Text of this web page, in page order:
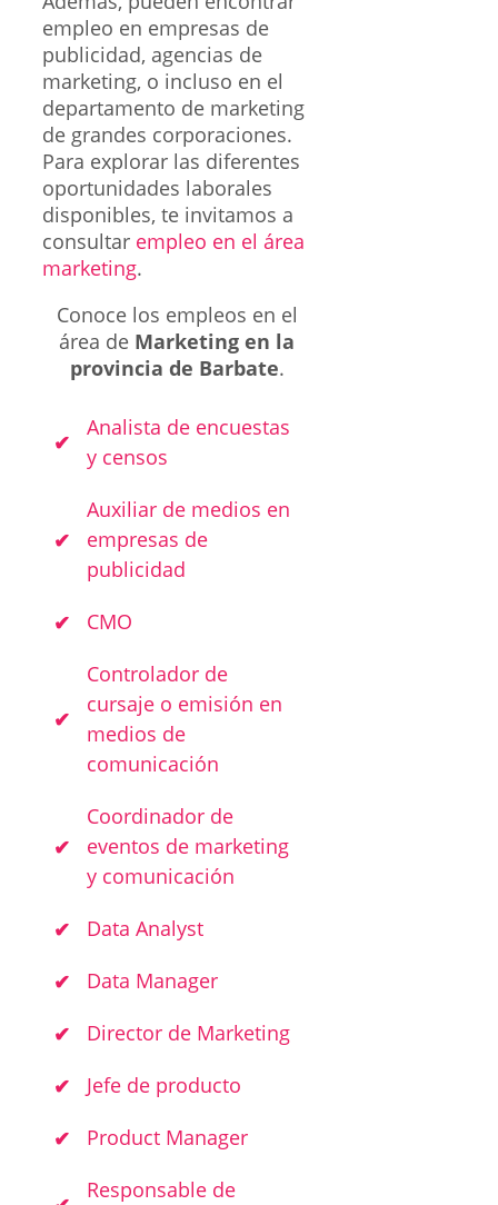
empleo en empresas de
publicidad, agencias de
marketing, o incluso en el
departamento de marketing
de grandes corporaciones.
Para explorar las diferentes
oportunidades laborales
disponibles, te invitamos a
consultar empleo en el área
marketing.
Conoce los empleos en el
área de Marketing en la
provincia de Barbate.
Analista de encuestas
y censos
Auxiliar de medios en
empresas de
publicidad
CMO
Controlador de
cursaje o emisión en
medios de
comunicación
Coordinador de
eventos de marketing
y comunicación
Data Analyst
Data Manager
Director de Marketing
Jefe de producto
Product Manager
Responsable de